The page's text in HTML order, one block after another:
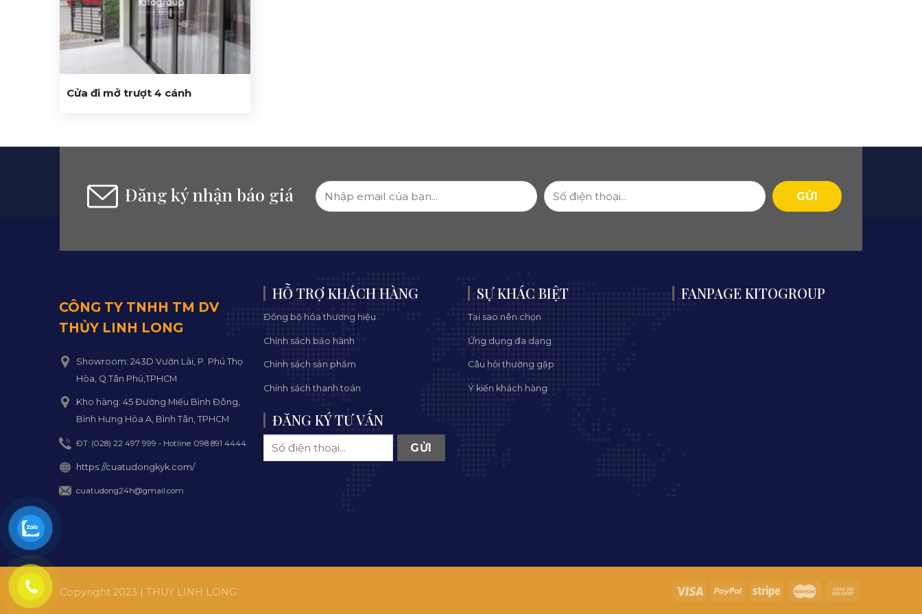
Cửa đi mở trượt 4 cánh
Đăng ký nhận báo giá
CÔNG TY TNHH TM DV
THỦY LINH LONG
Showroom: 243D Vườn Lài, P. Phú Thọ
Hòa, Q.Tân Phú,TPHCM
Kho hàng: 45 Đường Miếu Bình Đông,
Bình Hưng Hòa A, Bình Tân, TPHCM
ĐT: (028) 22 497 999 - Hotline: 098 891 4444
https://cuatudongkyk.com/
cuatudong24h@gmail.com
HỖ TRỢ KHÁCH HÀNG
Đồng bộ hóa thương hiệu
Chính sách bảo hành
Chính sách sản phẩm
Chính sách thanh toán
ĐĂNG KÝ TƯ VẤN
SỰ KHÁC BIỆT
Tại sao nên chọn
Ứng dụng đa dạng
Câu hỏi thường gặp
Ý kiến khách hàng
FANPAGE KITOGROUP
Copyright 2023 | THUY LINH LONG